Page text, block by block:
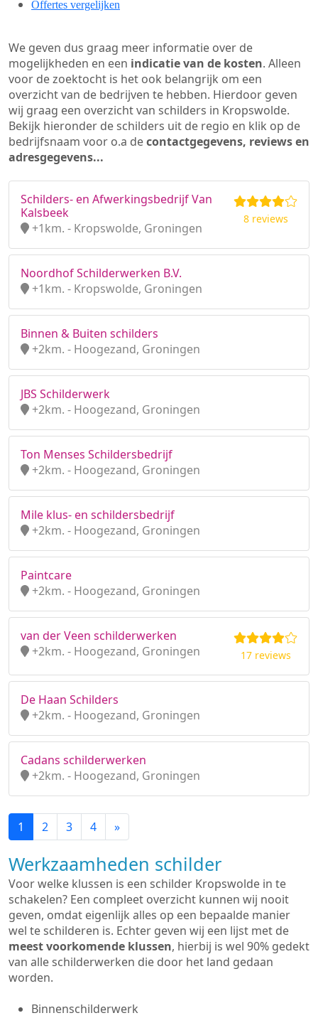
Offertes vergelijken
We geven dus graag meer informatie over de
mogelijkheden en een indicatie van de kosten. Alleen
voor de zoektocht is het ook belangrijk om een
overzicht van de bedrijven te hebben. Hierdoor geven
wij graag een overzicht van schilders in Kropswolde.
Bekijk hieronder de schilders uit de regio en klik op de
bedrijfsnaam voor o.a decontactgegevens, reviews en
adresgegevens...
Schilders- en Afwerkingsbedrijf Van
Kalsbeek
+1km. - Kropswolde, Groningen
8 reviews
Noordhof Schilderwerken B.V.
+1km. - Kropswolde, Groningen
Binnen & Buiten schilders
+2km. - Hoogezand, Groningen
JBS Schilderwerk
+2km. - Hoogezand, Groningen
Ton Menses Schildersbedrijf
+2km. - Hoogezand, Groningen
Mile klus- en schildersbedrijf
+2km. - Hoogezand, Groningen
Paintcare
+2km. - Hoogezand, Groningen
van der Veen schilderwerken
+2km. - Hoogezand, Groningen
17 reviews
De Haan Schilders
+2km. - Hoogezand, Groningen
Cadans schilderwerken
+2km. - Hoogezand, Groningen
1 2 3 4 »
Werkzaamheden schilder
Voor welke klussen is een schilder Kropswolde in te
schakelen? Een compleet overzicht kunnen wij nooit
geven, omdat eigenlijk alles op een bepaalde manier
wel te schilderen is. Echter geven wij een lijst met de
meest voorkomende klussen, hierbij is wel 90% gedekt
van alle schilderwerken die door het land gedaan
worden.
Binnenschilderwerk